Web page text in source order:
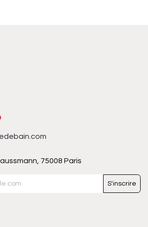
75008 Paris
S'inscrire